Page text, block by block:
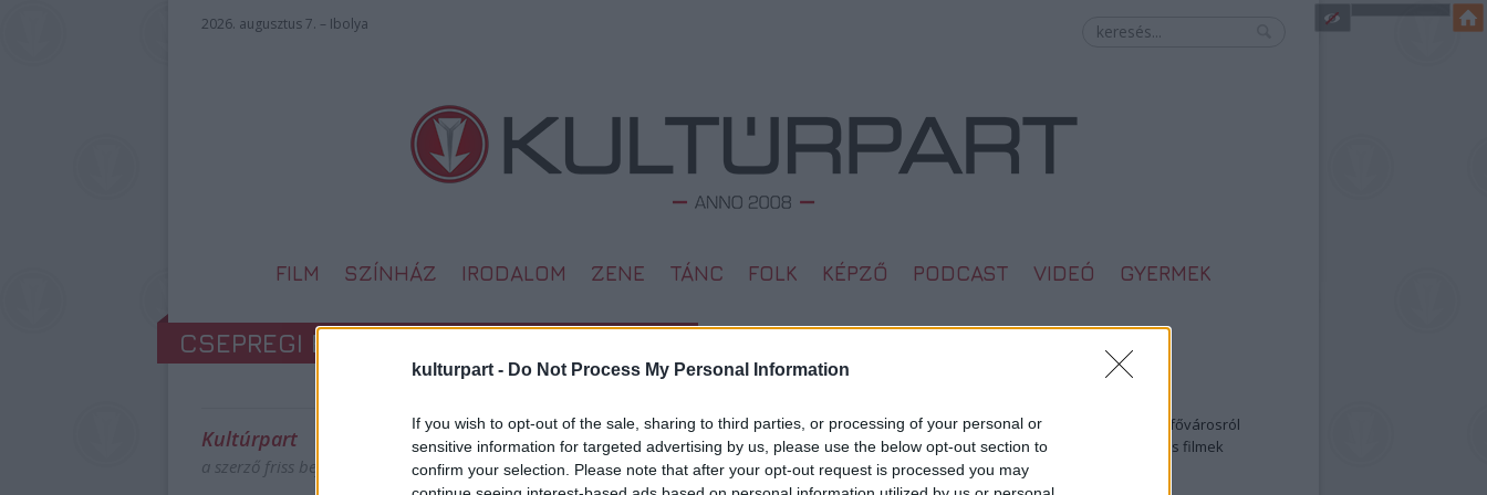
kulturpart - Do Not Process My Personal Information
If you wish to opt-out of the sale, sharing to third parties, or processing of your personal or
sensitive information for targeted advertising by us, please use the below opt-out section to
confirm your selection. Please note that after your opt-out request is processed you may
2026. augusztus 7. – Ibolya
FILM SZÍNHÁZ IRODALOM ZENE TÁNC FOLK KÉPZŐ PODCAST VIDEÓ GYERMEK
CSEPREGI ÉVA ELHAGYTA A VALÓSÁGOT
Kultúrpart
a szerző friss bejegyzései
2009. 02. 01.
Megdöbbentő fotók a néptelen fővárosról
Top 10: ezek a legjobb szerelmes filmek
A 10 legütősebb drogos film
Megjöttek a meztelen hősnők